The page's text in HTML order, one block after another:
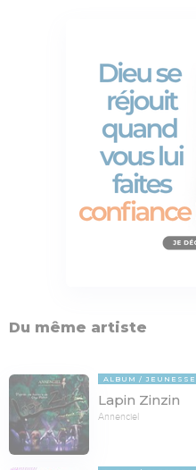
Du même artiste
ALBUM JEUNESSE
Lapin Zinzin
Annenciel